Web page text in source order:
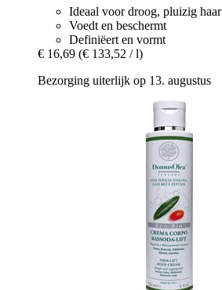
Ideaal voor droog, pluizig haar
Voedt en beschermt
Definiëert en vormt
€ 16,69 (€ 133,52 / l)
Bezorging uiterlijk op 13. augustus